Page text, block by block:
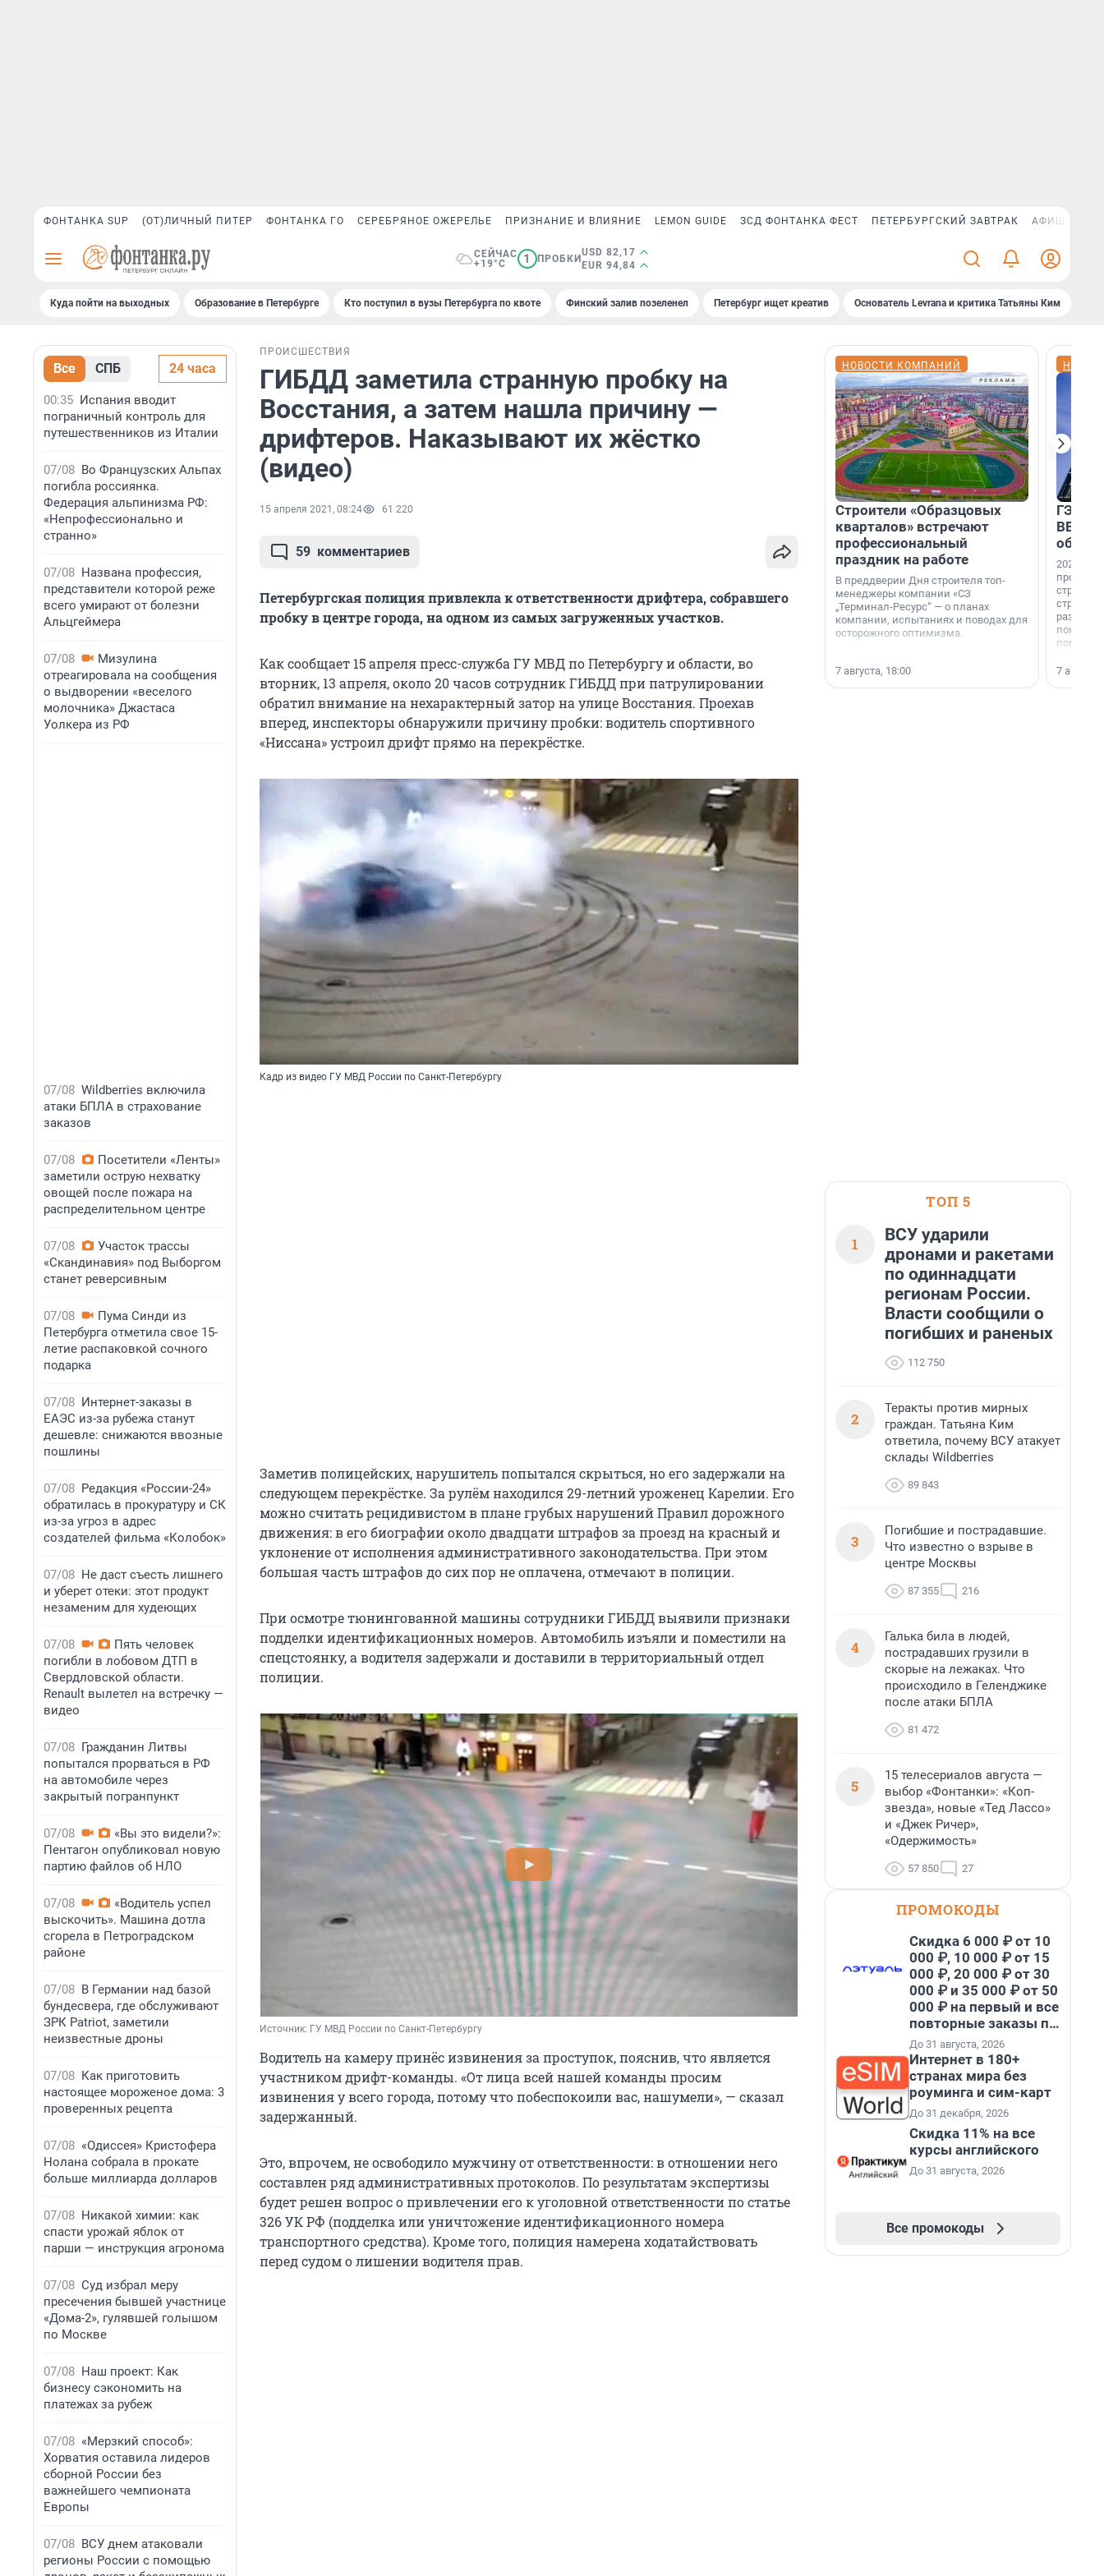
ФОНТАНКА SUP (ОТ)ЛИЧНЫЙ ПИТЕР ФОНТАНКА ГО СЕРЕБРЯНОЕ ОЖЕРЕЛЬЕ ПРИЗНАНИЕ И ВЛИЯНИЕ LEMON GUIDE ЗСД ФОНТАНКА ФЕСТ ПЕТЕРБУРГСКИЙ ЗАВТРАК АФИША PLUS
СЕЙЧАС
+19°C
1 ПРОБКИ
USD 82,17
EUR 94,84
Куда пойти на выходных Образование в Петербурге Кто поступил в вузы Петербурга по квоте Финский залив позеленел Петербург ищет креатив Основатель Levrana и критика Татьяны Ким
Все СПБ 24 часа
00:35 Испания вводит
пограничный контроль для
путешественников из Италии
07/08 Во Французских Альпах
погибла россиянка.
Федерация альпинизма РФ:
«Непрофессионально и
странно»
07/08 Названа профессия,
представители которой реже
всего умирают от болезни
Альцгеймера
07/08
Мизулина
отреагировала на сообщения
о выдворении «веселого
молочника» Джастаса
Уолкера из РФ
07/08 Wildberries включила
атаки БПЛА в страхование
заказов
07/08
Посетители «Ленты»
заметили острую нехватку
овощей после пожара на
распределительном центре
07/08
Участок трассы
«Скандинавия» под Выборгом
станет реверсивным
07/08
Пума Синди из
Петербурга отметила свое 15-
летие распаковкой сочного
подарка
07/08 Интернет-заказы в
ЕАЭС из-за рубежа станут
дешевле: снижаются ввозные
пошлины
07/08 Редакция «России-24»
обратилась в прокуратуру и СК
из-за угроз в адрес
создателей фильма «Колобок»
07/08 Не даст съесть лишнего
и уберет отеки: этот продукт
незаменим для худеющих
07/08
Пять человек
погибли в лобовом ДТП в
Свердловской области.
Renault вылетел на встречку —
видео
07/08 Гражданин Литвы
попытался прорваться в РФ
на автомобиле через
закрытый погранпункт
07/08
«Вы это видели?»:
Пентагон опубликовал новую
партию файлов об НЛО
07/08
«Водитель успел
выскочить». Машина дотла
сгорела в Петроградском
районе
07/08 В Германии над базой
бундесвера, где обслуживают
ЗРК Patriot, заметили
неизвестные дроны
07/08 Как приготовить
настоящее мороженое дома: 3
проверенных рецепта
07/08 «Одиссея» Кристофера
Нолана собрала в прокате
больше миллиарда долларов
07/08 Никакой химии: как
спасти урожай яблок от
парши — инструкция агронома
07/08 Суд избрал меру
пресечения бывшей участнице
«Дома-2», гулявшей голышом
по Москве
07/08 Наш проект: Как
бизнесу сэкономить на
платежах за рубеж
07/08 «Мерзкий способ»:
Хорватия оставила лидеров
сборной России без
важнейшего чемпионата
Европы
07/08 ВСУ днем атаковали
регионы России с помощью
ПРОИСШЕСТВИЯ
ГИБДД заметила странную пробку на
Восстания, а затем нашла причину —
дрифтеров. Наказывают их жёстко
(видео)
15 апреля 2021, 08:24 61 220
59 комментариев
Петербургская полиция привлекла к ответственности дрифтера, собравшего
пробку в центре города, на одном из самых загруженных участков.
Как сообщает 15 апреля пресс-служба ГУ МВД по Петербургу и области, во
вторник, 13 апреля, около 20 часов сотрудник ГИБДД при патрулировании
обратил внимание на нехарактерный затор на улице Восстания. Проехав
вперед, инспекторы обнаружили причину пробки: водитель спортивного
«Ниссана» устроил дрифт прямо на перекрёстке.
Кадр из видео ГУ МВД России по Санкт-Петербургу
Заметив полицейских, нарушитель попытался скрыться, но его задержали на
следующем перекрёстке. За рулём находился 29-летний уроженец Карелии. Его
можно считать рецидивистом в плане грубых нарушений Правил дорожного
движения: в его биографии около двадцати штрафов за проезд на красный и
уклонение от исполнения административного законодательства. При этом
большая часть штрафов до сих пор не оплачена, отмечают в полиции.
При осмотре тюнингованной машины сотрудники ГИБДД выявили признаки
подделки идентификационных номеров. Автомобиль изъяли и поместили на
спецстоянку, а водителя задержали и доставили в территориальный отдел
полиции.
Источник: ГУ МВД России по Санкт-Петербургу
Водитель на камеру принёс извинения за проступок, пояснив, что является
участником дрифт-команды. «От лица всей нашей команды просим
извинения у всего города, потому что побеспокоили вас, нашумели», — сказал
задержанный.
Это, впрочем, не освободило мужчину от ответственности: в отношении него
составлен ряд административных протоколов. По результатам экспертизы
будет решен вопрос о привлечении его к уголовной ответственности по статье
326 УК РФ (подделка или уничтожение идентификационного номера
транспортного средства). Кроме того, полиция намерена ходатайствовать
перед судом о лишении водителя прав.
НОВОСТИ КОМПАНИЙ
Строители «Образцовых
кварталов» встречают
профессиональный
праздник на работе
В преддверии Дня строителя топ-
менеджеры компании «СЗ
„Терминал-Ресурс“ — о планах
компании, испытаниях и поводах для
осторожного оптимизма.
7 августа, 18:00
ГЭС,
ВВП: в
об
2026-й —
раз. В
7
ТОП 5
1
ВСУ ударили
дронами и ракетами
по одиннадцати
регионам России.
Власти сообщили о
погибших и раненых
112 750
2
Теракты против мирных
граждан. Татьяна Ким
ответила, почему ВСУ атакует
склады Wildberries
89 843
3
Погибшие и пострадавшие.
Что известно о взрыве в
центре Москвы
87 355 216
4
Галька била в людей,
пострадавших грузили в
скорые на лежаках. Что
происходило в Геленджике
после атаки БПЛА
81 472
5
15 телесериалов августа —
выбор «Фонтанки»: «Коп-
звезда», новые «Тед Лассо»
и «Джек Ричер»,
«Одержимость»
57 850 27
ПРОМОКОДЫ
Скидка 6 000 ₽ от 10
000 ₽, 10 000 ₽ от 15
000 ₽, 20 000 ₽ от 30
000 ₽ и 35 000 ₽ от 50
000 ₽ на первый и все
повторные заказы по
промокоду НАБЕРИ
До 31 августа, 2026
Интернет в 180+
странах мира без
роуминга и сим-карт
До 31 декабря, 2026
Скидка 11% на все
курсы английского
До 31 августа, 2026
Все промокоды